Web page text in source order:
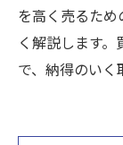
を高く売るた
く解説します
で、納得のいく